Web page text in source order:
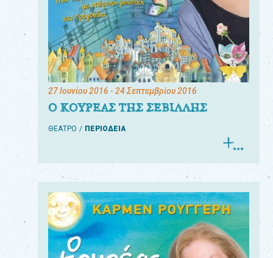
27 Ιουνίου 2016 - 24 Σεπτεμβρίου 2016
Ο ΚΟΥΡΕΑΣ ΤΗΣ ΣΕΒΙΛΛΗΣ
ΘΕΑΤΡΟ ΠΕΡΙΟΔΕΙΑ